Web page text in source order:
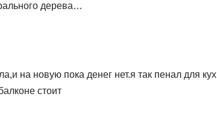
дерева…
на новую пока денег нет.я так пенал для
стоит